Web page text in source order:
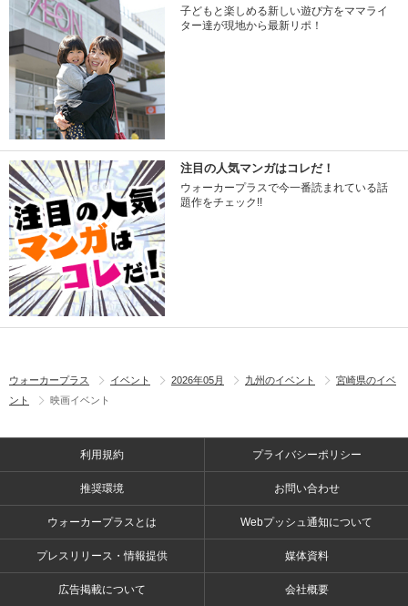
子どもと楽しめる新しい遊び方をママライ
ター達が現地から最新リポ！
注目の人気マンガはコレだ！
ウォーカープラスで今一番読まれている話
題作をチェック!!
ウォーカープラス イベント 2026年05月 九州のイベント
宮崎県のイベ
ント
映画イベント
利用規約 プライバシーポリシー
推奨環境 お問い合わせ
ウォーカープラスとは Webプッシュ通知について
プレスリリース・情報提供 媒体資料
広告掲載について 会社概要